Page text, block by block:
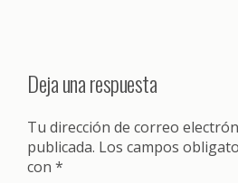
Deja una respuesta
Tu dirección de correo
publicada. Los campos
con *